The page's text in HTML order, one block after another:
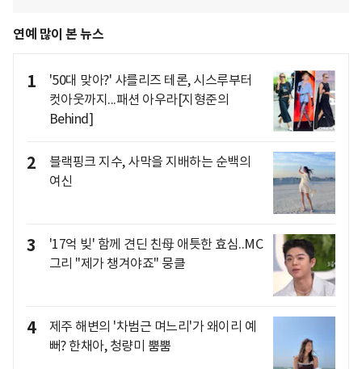
연예 많이 본 뉴스
1
'50대 맞아?' 샤를리즈 테론, 시스루부터
컷아웃까지...패션 아우라[지형준의
Behind]
2
블랙핑크 지수, 사막을 지배하는 순백의
여신
3
'17억 빚' 함께 견딘 친母 애틋한 효심..MC
그리 "제가 챙겨야죠" 뭉클
4
제주 해변의 '차범근 며느리'가 왜이리 예
뻐? 한채아, 청량미 뿜뿜